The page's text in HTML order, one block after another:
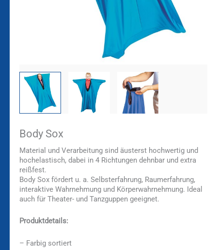
Body Sox
Material und Verarbeitung sind äusterst hochwertig und
hochelastisch, dabei in 4 Richtungen dehnbar und extra
reißfest.
Body Sox fördert u. a. Selbsterfahrung, Raumerfahrung,
interaktive Wahrnehmung und Körperwahrnehmung. Ideal
auch für Theater- und Tanzguppen geeignet.
Produktdetails:
– Farbig sortiert